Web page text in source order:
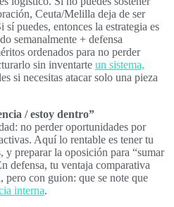
Ceuta/Melilla deja de ser
sí puedes, entonces la estrategia es
semanalmente + defensa
ordenados para no perder
sin inventarte un sistema,
si necesitas atacar solo una pieza
/ estoy dentro”
no perder oportunidades por
Aquí lo rentable es tener tu
y preparar la oposición para “sumar
defensa, tu ventaja comparativa
pero con guion: que se note que
interna.